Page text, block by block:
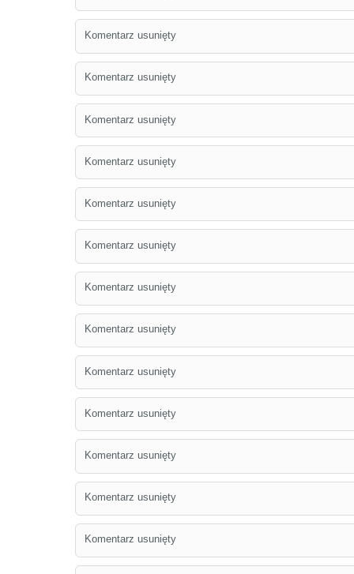
Komentarz usunięty
Komentarz usunięty
Komentarz usunięty
Komentarz usunięty
Komentarz usunięty
Komentarz usunięty
Komentarz usunięty
Komentarz usunięty
Komentarz usunięty
Komentarz usunięty
Komentarz usunięty
Komentarz usunięty
Komentarz usunięty